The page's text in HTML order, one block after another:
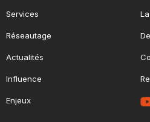
Services
Réseautage
Actualités
Influence
Enjeux